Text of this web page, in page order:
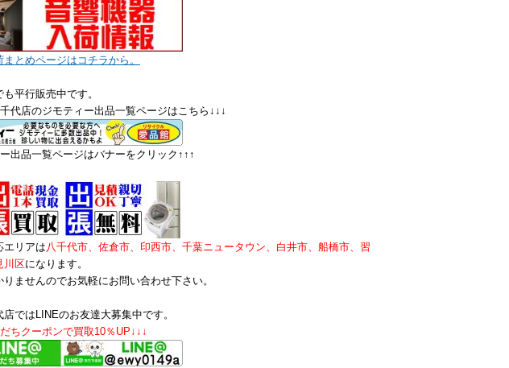
とめページはコチラから。
平行販売中です。
代店のジモティー出品一覧ページはこちら↓↓↓
出品一覧ページはバナーをクリック↑↑↑
エリアは八千代市、佐倉市、印西市、千葉ニュータウン、白井市、船橋市、習
川区になります。
ませんのでお気軽にお問い合わせ下さい。
ではLINEのお友達大募集中です。
ちクーポンで買取10％UP↓↓↓